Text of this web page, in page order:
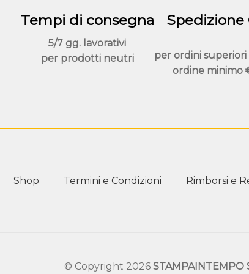
Tempi di consegna
5/7 gg. lavorativi
per prodotti neutri
Spedizione
per ordini superiori
ordine minimo
Shop Termini e Condizioni Rimborsi e
© Copyright 2026 STAMPAINTEMPO